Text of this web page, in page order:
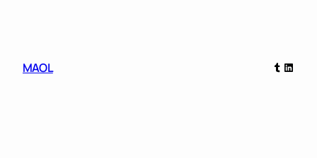
MAOL
Tumblr